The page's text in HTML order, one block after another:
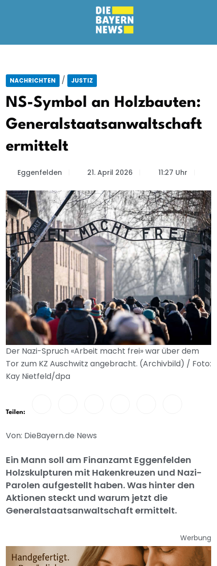
NACHRICHTEN / JUSTIZ
NS-Symbol an Holzbauten:
Generalstaatsanwaltschaft
ermittelt
Eggenfelden 21. April 2026 11:27 Uhr
Der Nazi-Spruch «Arbeit macht frei» war über dem
Tor zum KZ Auschwitz angebracht. (Archivbild) / Foto:
Kay Nietfeld/dpa
Teilen:
Von: DieBayern.de News
Ein Mann soll am Finanzamt Eggenfelden
Holzskulpturen mit Hakenkreuzen und Nazi-
Parolen aufgestellt haben. Was hinter den
Aktionen steckt und warum jetzt die
Generalstaatsanwaltschaft ermittelt.
Werbung